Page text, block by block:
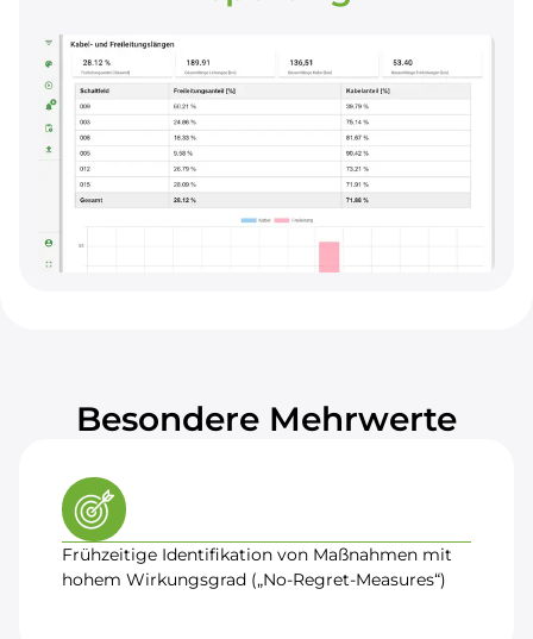
Verwaltung von Netzdaten,
Assetinformationen, Szenarien und
Auslegungsfällen. Integrierte
Reportingfunktionen zur Unterstützung
regulatorischer Meldepflichten und ISO-55000-
Besondere Mehrwerte
Frühzeitige Identifikation von Maßnahmen mit
hohem Wirkungsgrad („No-Regret-Measures“)